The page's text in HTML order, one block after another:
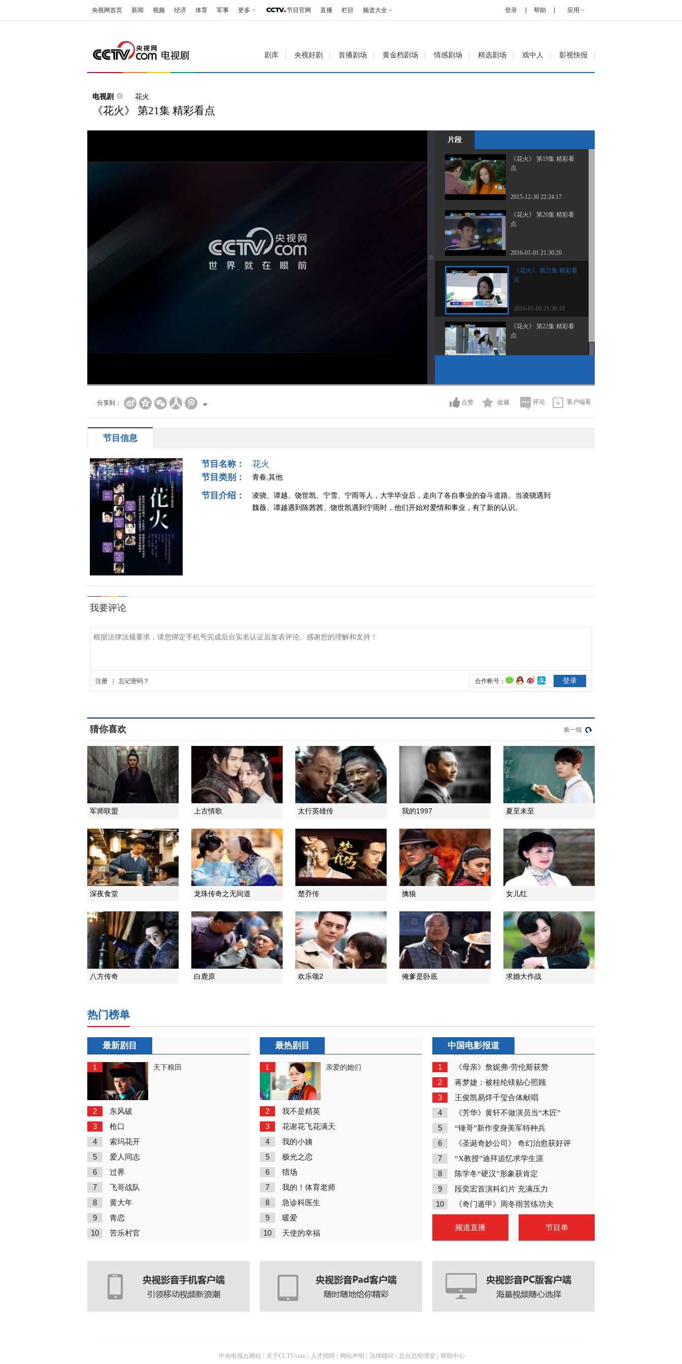
央视网首页 新闻 视频 经济 体育 军事 更多 节目官网 直播 栏目 频道大全 帮助 应用
登录
剧库 央视好剧 首播剧场 黄金档剧场 情感剧场 精选剧场 戏中人 影视快报
电视剧 花火
《花火》 第21集 精彩看点
片段
《花火》 第19集 精彩看
点
2015-12-30 22:24:17
《花火》 第20集 精彩看
点
2016-01-01 21:30:20
《花火》 第21集 精彩看
点
2016-01-01 21:30:19
《花火》 第22集 精彩看
点
2016-01-03 22:06:27
点
《花火》 第25集 精彩看
点
2016-01-04 22:10:56
局）精彩看点
[黄金100秒]歌曲《花火》
2016-03-06 22:52:31
[全球中文音乐榜上榜]歌
曲《花火》 演唱：贝贝
2016-04-09 21:38:16
[星光大道超级版]歌曲
《花火》 演唱：贝贝
2016-07-03 22:24:15
[越战越勇]歌曲《花火》
演唱：杨杨组合
2016-07-22 21:25:15
[越战越勇]歌曲《花火》
演唱：张饶
2017-04-05 20:26:49
[音乐传奇]歌曲《花火》
演唱：梁咏琪
2019-01-08 14:57:23
[音乐传奇]歌曲《花火》
演唱：梁咏琪
2019-02-01 13:04:43
火》 演唱：吴映香 乐
[开门大吉]徐诗寒带来歌
曲《花火》
2023-07-09 23:16:09
分享到： 点赞 收藏 评论 客户端看
节目信息
节目名称：
花火
节目类别：
青春,其他
节目介绍：
凌骁、谭越、饶世凯、宁雪、宁雨等人，大学毕业后，走向了各自事业的奋斗道路。当凌骁遇到
魏薇、谭越遇到陈茜茜、饶世凯遇到宁雨时，他们开始对爱情和事业，有了新的认识。
猜你喜欢 换一组
军师联盟 上古情歌 太行英雄传 我的1997 夏至未至
深夜食堂 龙珠传奇之无间道 楚乔传 擒狼 女儿红
八方传奇 白鹿原 欢乐颂2 俺爹是卧底 求婚大作战
热门榜单
最新剧目
1 天下粮田
2 东风破
3 枪口
4 索玛花开
5 爱人同志
6 过界
7 飞哥战队
8 黄大年
9 青恋
10 苦乐村官
最热剧目
1 亲爱的她们
2 我不是精英
3 花谢花飞花满天
4 我的小姨
5 极光之恋
6 猎场
7 我的！体育老师
8 急诊科医生
9 暖爱
10 天使的幸福
中国电影报道
1 《母亲》詹妮弗·劳伦斯获赞
2 蒋梦婕：被桂纶镁贴心照顾
3 王俊凯易烊千玺合体献唱
4 《芳华》黄轩不做演员当“木匠”
5 “锤哥”新作变身美军特种兵
6 《圣诞奇妙公司》 奇幻治愈获好评
7 “X教授”迪拜追忆求学生涯
8 陈学冬“硬汉”形象获肯定
9 段奕宏首演科幻片 充满压力
10 《奇门遁甲》周冬雨苦练功夫
频道直播 节目单
中央电视台网站 关于CCTV.com 人才招聘 网站声明 法律顾问 总台总经理室 帮助中心